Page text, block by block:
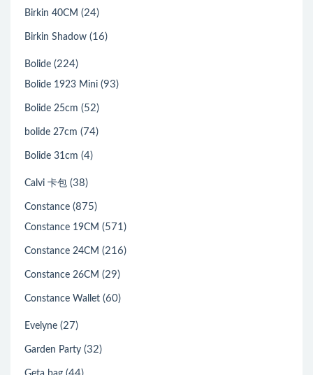
Birkin 40CM (24)
Birkin Shadow (16)
Bolide (224)
Bolide 1923 Mini (93)
Bolide 25cm (52)
bolide 27cm (74)
Bolide 31cm (4)
Calvi 卡包 (38)
Constance (875)
Constance 19CM (571)
Constance 24CM (216)
Constance 26CM (29)
Constance Wallet (60)
Evelyne (27)
Garden Party (32)